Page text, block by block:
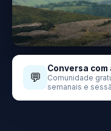
💬
Conversa
Comunidade
semanais e